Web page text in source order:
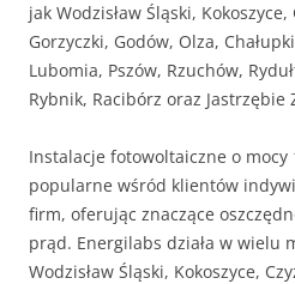
jak Wodzisław Śląski,
Gorzyczki, Godów, Olza,
Lubomia, Pszów, Rzuchów,
Rybnik, Racibórz oraz Jastrzębie
Instalacje fotowoltaiczne o mocy
popularne wśród klientów
firm, oferując znaczące
prąd. Energilabs działa w wielu
Wodzisław Śląski, Kokoszyce,